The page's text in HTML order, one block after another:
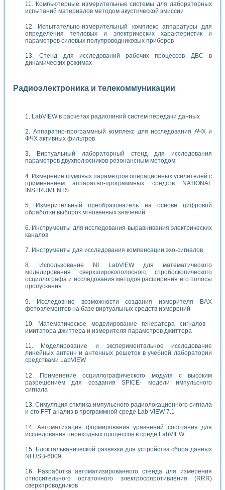
Компьютерные измерительные системы для лабораторных
испытаний материалов методом акустической эмиссии
Испытательно-измерительный комплекс аппаратуры для
определения тепловых и электрических характеристик и
параметров силовых полупроводниковых приборов
Стенд для исследований рабочих процессов ДВС в
динамических режимах
Радиоэлектроника и телекоммуникации
LabVIEW в расчетах радиолиний систем передачи данных
Аппаратно-программный комплекс для исследования АЧХ и
ФЧХ активных фильтров
Виртуальный лабораторный стенд для исследования
параметров двухполюсников резонансным методом
Измерение шумовых параметров операционных усилителей с
применением аппаратно-программных средств NATIONAL
INSTRUMENTS
Измерительный преобразователь на основе цифровой
обработки выборок мгновенных значений
Инструменты для исследования выравнивания электрических
каналов
Инструменты для исследования компенсации эхо-сигналов
Использование NI LabVIEW для математического
моделирования сверхширокополосного стробоскопического
осциллографа и исследования методов расширения его полосы
пропускания
Исследовние возможности создания измерителя ВАХ
фотоэлементов на базе виртуальных средств измерений
Математическое моделирование генератора сигналов -
имитатора джиттера и измерителя параметров джиттера
Моделирование и экспериментальное исследование
линейных антенн и антенных решеток в учебной лаборатории
средствами LabVIEW
Применение осциллографического модуля с высоким
разрешением для создания SPICE- модели импульсного
сигнала
Симуляция отклика импульсного радиолокационного сигнала
и его FFT анализ в программной среде Lab VIEW 7.1
Автоматизация формирования уравнений состояния для
исследования переходных процессов в среде LabVIEW
Блок гальванической развязки для устройства сбора данных
NI USB-6009
Разработка автоматизированного стенда для измерения
относительного остаточного электросопротивления (RRR)
сверхпроводников